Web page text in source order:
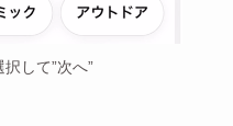
して”次へ”